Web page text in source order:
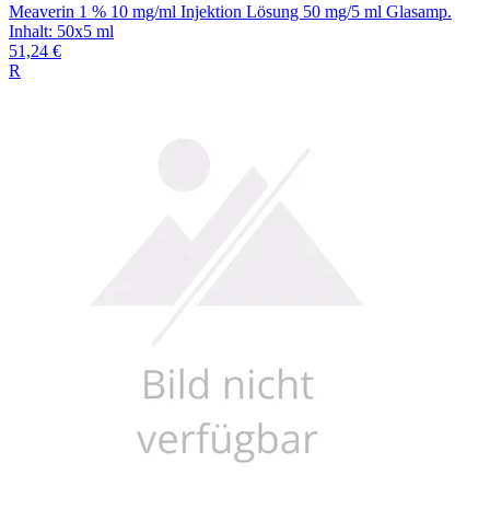
Meaverin 1 % 10 mg/ml Injektion Lösung 50 mg/5 ml Glasamp.
Inhalt: 50x5 ml
51,24 €
R